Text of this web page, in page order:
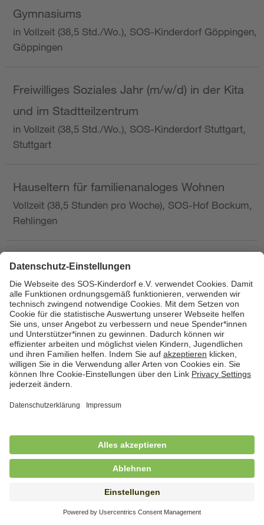
Gymnasiums
in Vollzeit (38,5 Std./Wo.), SOS-Kinderdorf Göppingen,
Göppingen
Freiwilliges Soziales Jahr (m/w/d) in der Kita
und im Stadtteilzentrum
in Vollzeit (38,5 Std./Wo.), SOS-Kinderdorf Stuttgart,
Stuttgart
Hauseltern für familienanaloges Wohnen
Vollzeit (38,5 Stunden pro Woche), SOS-Hof Bockum,
Rehlingen
Hauswirtschafterin / Köchin (m/w/d) als
Ausbilderin (m/w/d) im Bereich
Nahrungszubereitung
in Vollzeit (38,5 Std./Wo.), SOS-Kinderdorf
Saarbrücken, Saarbrücken
Hauswirtschaftskraft (m/w/d)
in Teilzeit (mind. 20 - max. 30 Std./.Wo.), SOS-
Hauswirtschaftskraft (m/w/d)
in unbefristeter Anstellung, Teilzeit (20 Std./Wo.), SOS-
Kinderdorf Dortmund, Hagen